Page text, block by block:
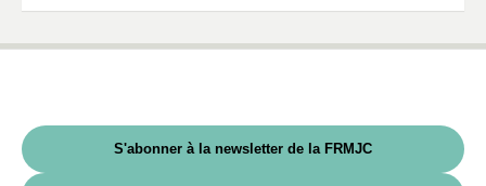
S'abonner à la newsletter de la FRMJC